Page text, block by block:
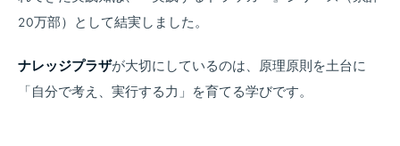
20万部）として結実しました。
ナレッジプラザが大切にしているのは、原理原則を土台に
「自分で考え、実行する力」を育てる学びです。